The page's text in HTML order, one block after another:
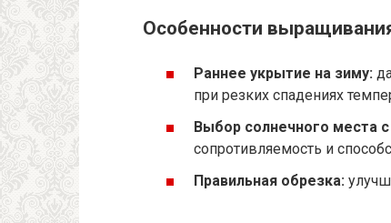
Особенности
Раннее укрытие на зиму:
при резких спадениях
Выбор солнечного места
сопротивляемость и
Правильная обрезка: